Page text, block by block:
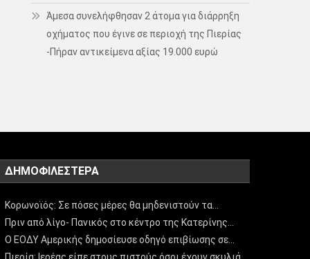
Άμεσα συνελήφθησαν 2 άτομα για διάρρηξη
οχήματος που έγινε σε περιοχή της Πιερίας
-Πήραν αντικείμενα αξίας 19.000 ευρώ
ΔΗΜΟΦΙΛΈΣΤΕΡΑ
Κορωνοϊός: Σε πόσες μέρες θα μηδενιστούν τα…
Πριν από λίγο- Πανικός στο κέντρο της Κατερίνης…
Ο ΕΟΔΥ Αμερικής δημοσίευσε οδηγό επιβίωσης σε…
Πιερία: Ιερέας είπε στους πιστούς όσοι έχουν σκυλιά…